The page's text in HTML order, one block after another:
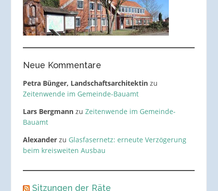
Neue Kommentare
Petra Bünger, Landschaftsarchitektinzu
Zeitenwende im Gemeinde-Bauamt
Lars Bergmannzu Zeitenwende im Gemeinde-
Bauamt
Alexanderzu Glasfasernetz: erneute Verzögerung
beim kreisweiten Ausbau
Sitzungen der Räte